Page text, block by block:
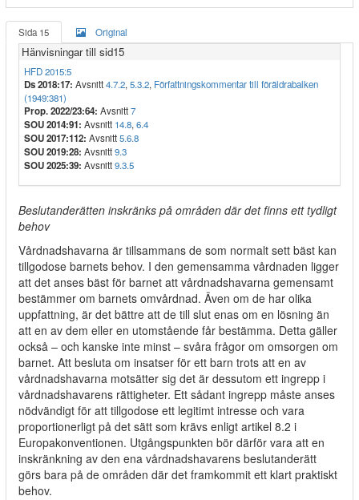
Sida 15 Original
Hänvisningar till sid15
HFD 2015:5
Ds 2018:17: Avsnitt4.7.2, 5.3.2, Författningskommentar till föräldrabalken
(1949:381)
Prop. 2022/23:64: Avsnitt7
SOU 2014:91: Avsnitt 14.8, 6.4
SOU 2017:112: Avsnitt5.6.8
SOU 2019:28: Avsnitt9.3
SOU 2025:39: Avsnitt9.3.5
Beslutanderätten inskränks på områden där det finns ett tydligt
behov
Vårdnadshavarna är tillsammans de som normalt sett bäst kan
tillgodose barnets behov. I den gemensamma vårdnaden ligger
att det anses bäst för barnet att vårdnadshavarna gemensamt
bestämmer om barnets omvårdnad. Även om de har olika
uppfattning, är det bättre att de till slut enas om en lösning än
att en av dem eller en utomstående får bestämma. Detta gäller
också – och kanske inte minst – svåra frågor om omsorgen om
barnet. Att besluta om insatser för ett barn trots att en av
vårdnadshavarna motsätter sig det är dessutom ett ingrepp i
vårdnadshavarens rättigheter. Ett sådant ingrepp måste anses
nödvändigt för att tillgodose ett legitimt intresse och vara
proportionerligt på det sätt som krävs enligt artikel 8.2 i
Europakonventionen. Utgångspunkten bör därför vara att en
inskränkning av den ena vårdnadshavarens beslutanderätt
görs bara på de områden där det framkommit ett klart praktiskt
behov.